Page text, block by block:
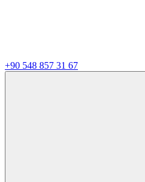
+90 548 857 31 67